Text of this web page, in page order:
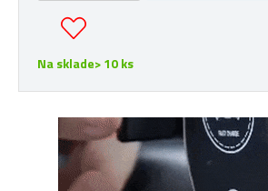
Na sklade> 10 ks